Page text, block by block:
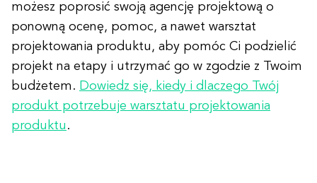
możesz poprosić swoją agencję projektową o
ponowną ocenę, pomoc, a nawet warsztat
projektowania produktu, aby pomóc Ci podzielić
projekt na etapy i utrzymać go w zgodzie z Twoim
budżetem. Dowiedz się, kiedy i dlaczego Twój
produkt potrzebuje warsztatu projektowania
produktu .